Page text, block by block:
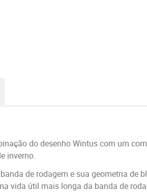
do desenho Wintus com um
inverno.
de rodagem e sua geometria de
vida útil mais longa da banda de